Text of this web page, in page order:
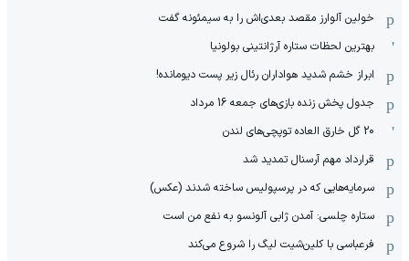
خولین آلوارز مقصد بعدی‌اش را به سیمئونه گفت
بهترین لحظات ستاره آرژانتینی بولونیا
ابراز خشم شدید هواداران رئال زیر پست دیومانده!
جدول پخش زنده بازی‌های جمعه 16 مرداد
20 گل خارق العاده توپچی‌های لندن
قرارداد مهم آرسنال تمدید شد
سرمایه‌هایی که در پرسپولیس ساخته شدند (عکس)
ستاره چلسی: آمدن ژابی آلونسو به نفع من است
فرعباسی با کلین‌شیت لیگ را شروع می‌کند